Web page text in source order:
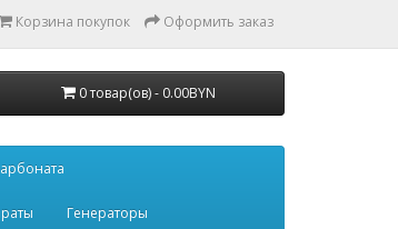
Корзина покупок Оформить заказ
0 товар(ов) - 0.00BYN
Генераторы